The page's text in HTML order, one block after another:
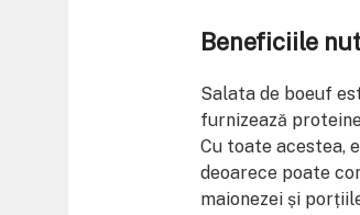
Beneficiile
Salata de boeuf
furnizează
Cu toate acestea,
deoarece poate
maionezei și